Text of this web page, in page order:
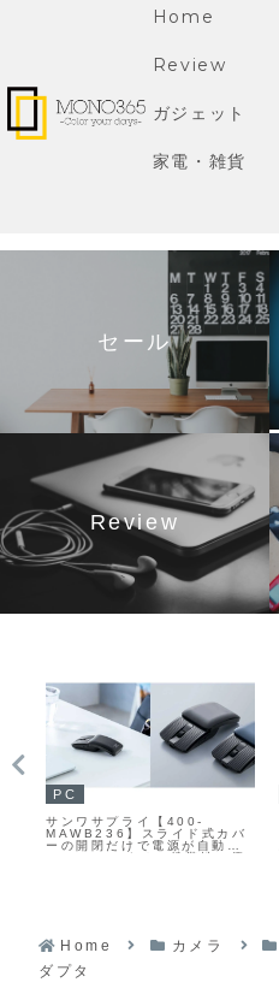
Home
Review
ガジェット
家電・雑貨
セール
Review
PC
サンワサプライ【400-
MAWB236】スライド式カバ
ーの開閉だけで電源が自動的
にON/OFFする、携帯性に優
Home カメラ
ダプタ